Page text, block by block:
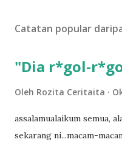
l
a
Catatan popular
"Dia r*gol-
Oleh Rozita Ceritaita
assalamualaikum semua,
sekarang ni...macam-